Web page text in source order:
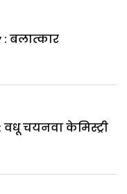
: बलात्कार
वधू चयनवा केमिस्ट्री